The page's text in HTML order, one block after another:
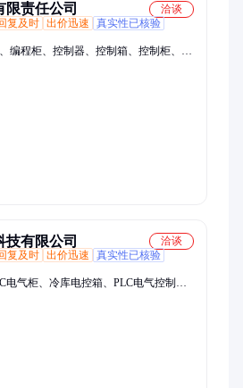
限责任公司
洽谈
复及时 出价迅速
真实性已核验
编程柜、控制器、控制箱、控制柜、控
器、供水柜、检测仪、仿石砖、触摸
监控软件、广播系统、监控系统、变频
统、隧道风机、应急电话、水处理plc、
技有限公司
洽谈
复及时 出价迅速
真实性已核验
电气柜、冷库电控箱、PLC电气控制